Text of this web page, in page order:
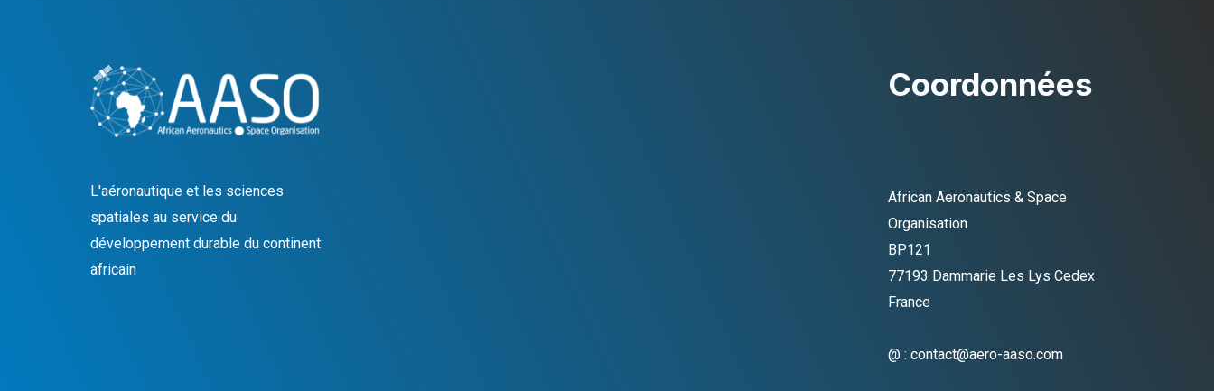
L'aéronautique et les sciences
spatiales au service du
développement durable du continent
africain
Coordonnées
African Aeronautics & Space
Organisation
BP121
77193 Dammarie Les Lys Cedex
France
@ : contact@aero-aaso.com